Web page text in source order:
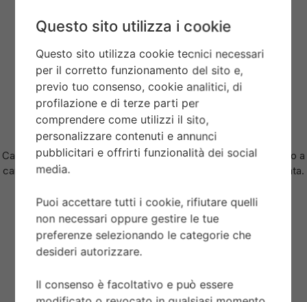
Cassa in acciaio, 39 mm, finitura lucida e satinata.
LUNETTA
Lunetta fissa graduata 24 ore in acciaio satinato.
MOVIMENTO
Calibro di Manifattura MT5652 (COSC) Movimento meccanico a
carica automatica con rotore bidirezionale Architettura integrata.
QUADRANTE
Opalino, bombato.
CORONA DI CARICA
Questo sito utilizza i cookie
Questo sito utilizza cookie tecnici necessari
per il corretto funzionamento del sito e,
previo tuo consenso, cookie analitici, di
profilazione e di terze parti per
comprendere come utilizzi il sito,
personalizzare contenuti e annunci
pubblicitari e offrirti funzionalità dei social
media.
Puoi accettare tutti i cookie, rifiutare quelli
non necessari oppure gestire le tue
preferenze selezionando le categorie che
desideri autorizzare.
Il consenso è facoltativo e può essere